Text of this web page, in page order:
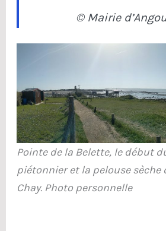
© Mairie
Pointe de la Belette, le début
piétonnier et la pelouse sèche
Chay. Photo personnelle